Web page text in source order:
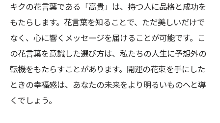
キクの花言葉である「高貴」は、持つ人に品格と成功を
もたらします。花言葉を知ることで、ただ美しいだけで
なく、心に響くメッセージを届けることが可能です。こ
の花言葉を意識した選び方は、私たちの人生に予想外の
転機をもたらすことがあります。開運の花束を手にした
ときの幸福感は、あなたの未来をより明るいものへと導
くでしょう。